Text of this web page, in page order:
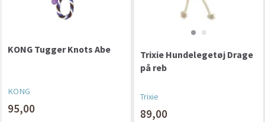
KONG Tugger Knots Abe
KONG
95,00
Trixie Hundelegetøj Drage
på reb
Trixie
89,00